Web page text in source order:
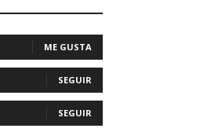
ME GUSTA
SEGUIR
SEGUIR